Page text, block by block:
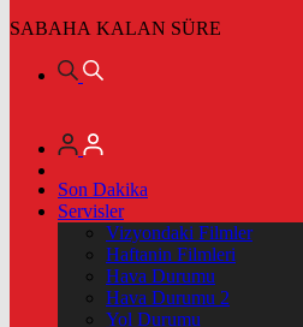
SABAHA KALAN SÜRE
Son Dakika
Servisler
Vizyondaki Filmler
Haftanin Filmleri
Hava Durumu
Hava Durumu 2
Yol Durumu